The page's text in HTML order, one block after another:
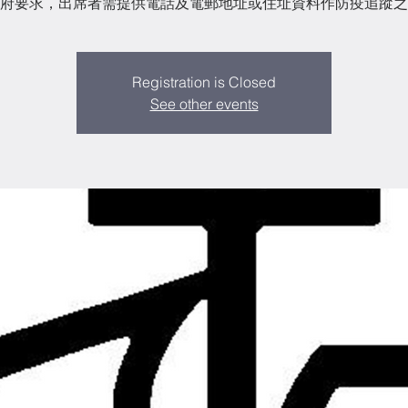
Registration is Closed
See other events